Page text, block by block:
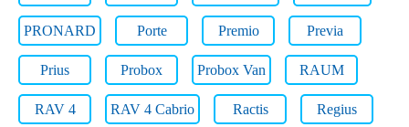
PRONARD Porte Premio Previa
Prius Probox Probox Van RAUM
RAV 4 RAV 4 Cabrio Ractis Regius